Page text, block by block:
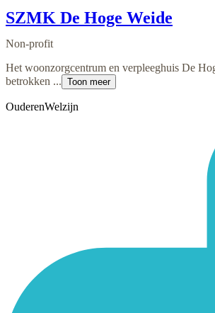
SZMK De Hoge Weide
Non-profit
Het woonzorgcentrum en verpleeghuis De
betrokken ... Toon meer
OuderenWelzijn